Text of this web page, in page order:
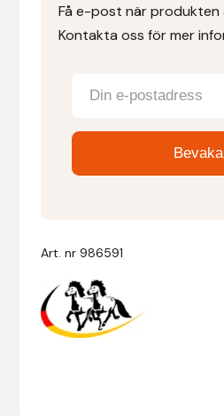
Få e-post när produkten
Kontakta oss för mer
Art. nr986591
Catago Equestrian
Denni Design / Bomber Bits
Dy’on
E.A. Mattes
Eclipse Biofarmab